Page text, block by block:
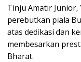
Tinju Amatir
perebutkan piala
atas dedikasi dan
membesarkan
Bharat.